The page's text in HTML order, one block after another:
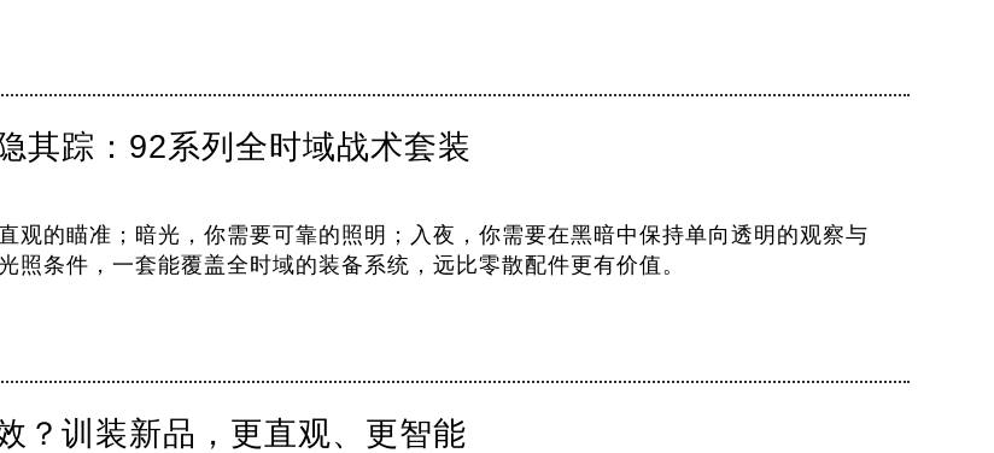
其踪：92系列全时域战术套装
观的瞄准；暗光，你需要可靠的照明；入夜，你需要在黑暗中保持单向透明的观察与
照条件，一套能覆盖全时域的装备系统，远比零散配件更有价值。
？训装新品，更直观、更智能